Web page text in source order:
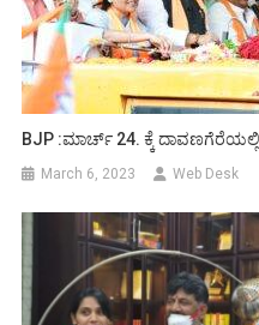
BJP :ಮಾರ್ಚ್ 24. ಕ್ಕೆ
March 6, 2023 Web Desk